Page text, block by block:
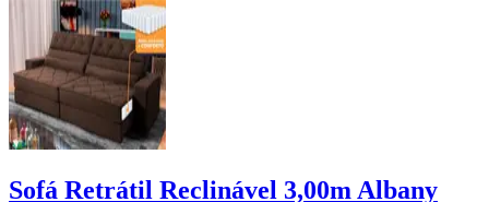
Sofá Retrátil Reclinável 3,00m Albany